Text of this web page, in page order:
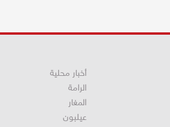
أخبار محلية
الرامة
المغار
عيلبون